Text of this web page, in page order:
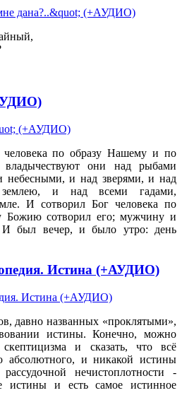
человека по образу Нашему и по
они над рыбами
небесными, и над зверями, и над
и над всеми гадами,
И сотворил Бог человека по
Божию сотворил его; мужчину и
был вечер, и было утро: день
Истина (+АУДИО)
давно названных «проклятыми»,
истины. Конечно, можно
и сказать, что всё
абсолютного, и никакой истины
нечистоплотности -
истины и есть самое истинное